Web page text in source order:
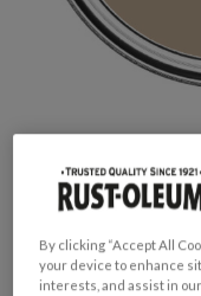
By clicking “Accept All
your device to enhance
interests, and assist in